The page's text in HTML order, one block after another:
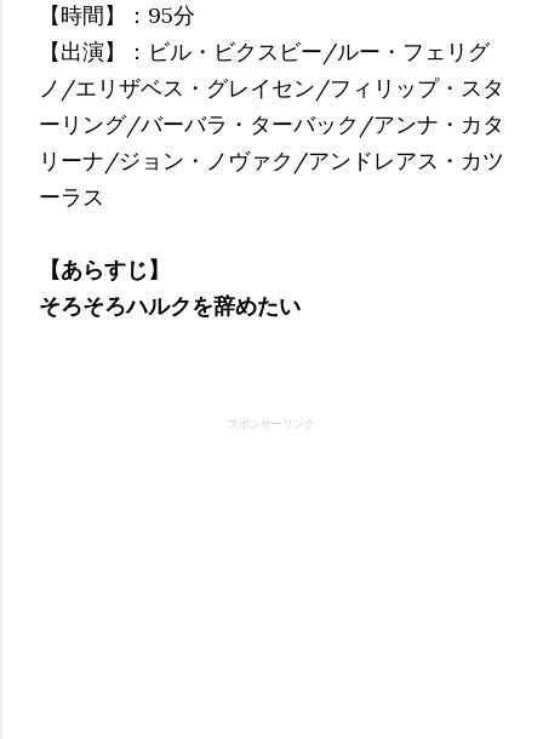
【時間】：95分
【出演】：ビル・ビクスビー/ルー・フェリグ
ノ/エリザベス・グレイセン/フィリップ・スタ
ーリング/バーバラ・ターバック/アンナ・カタ
リーナ/ジョン・ノヴァク/アンドレアス・カツ
ーラス
【あらすじ】
そろそろハルクを辞めたい
スポンサーリンク